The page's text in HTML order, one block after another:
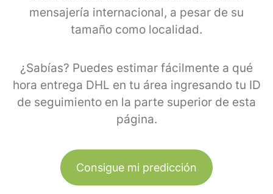
mensajería internacional, a pesar de su
tamaño como localidad.
¿Sabías? Puedes estimar fácilmente a qué
hora entrega DHL en tu área ingresando tu ID
de seguimiento en la parte superior de esta
página.
Consigue mi predicción